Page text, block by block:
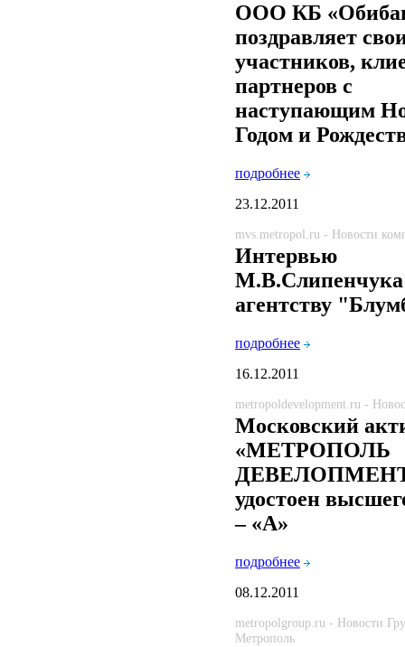
ООО КБ
поздравляет
участников,
партнеров с
наступающим
Годом и
подробнее
23.12.2011
mvs.metropol.ru - Новости
Интервью
М.В.Слипенчука
агентству
подробнее
16.12.2011
metropoldevelopment.ru -
Московский
«МЕТРОПОЛЬ
удостоен
– «А»
подробнее
08.12.2011
metropolgroup.ru - Новости
Метрополь